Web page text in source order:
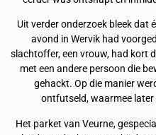
Uit verder onderzoek bleek dat
avond in Wervik had
slachtoffer, een vrouw, had kort
met een andere persoon die
gehackt. Op die manier
ontfutseld, waarmee
Het parket van Veurne,